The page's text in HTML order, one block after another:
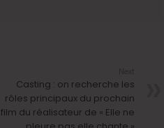
Casting : on recherche les
rôles principaux du prochain
film du réalisateur de « Elle ne